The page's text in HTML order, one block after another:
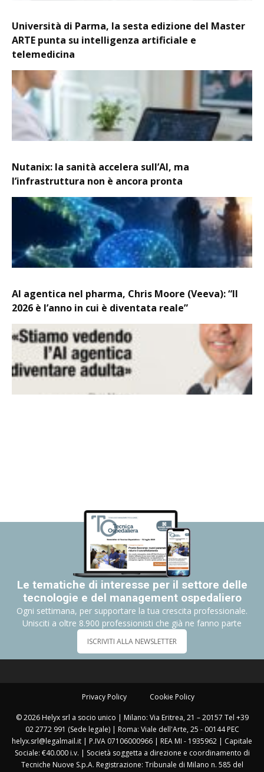
Università di Parma, la sesta edizione del Master
ARTE punta su intelligenza artificiale e
telemedicina
Nutanix: la sanità accelera sull’AI, ma
l’infrastruttura non è ancora pronta
AI agentica nel pharma, Chris Moore (Veeva): “Il
2026 è l’anno in cui è diventata reale”
Le tematiche di interesse per il settore delle
tecnologie e del management ospedaliero
Ogni settimana, per supportare la tua crescita professionale.
Unisciti a oltre 8.900 professionisti che già ne fanno parte
ISCRIVITI ALLA NEWSLETTER
Privacy Policy Cookie Policy
© 2026 Helyx srl a socio unico | Milano: Via Eritrea, 21 – 20157 Tel +39
02 2772 991 (Sede legale) | Roma: Viale dell'Arte, 25 - 00144 PEC
helyx.srl@legalmail.it | P.IVA 07106000966 | REA MI - 1935962 | Capitale
Sociale: €40.000 i.v. | Società soggetta a direzione e coordinamento di
Tecniche Nuove S.p.A. Registrazione: Tribunale di Milano n. 585 del